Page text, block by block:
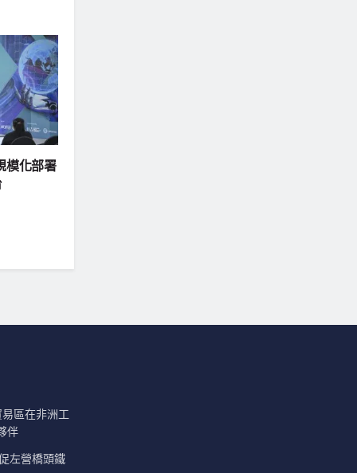
模化部署
區在非洲工
伴
左營橋頭鐵